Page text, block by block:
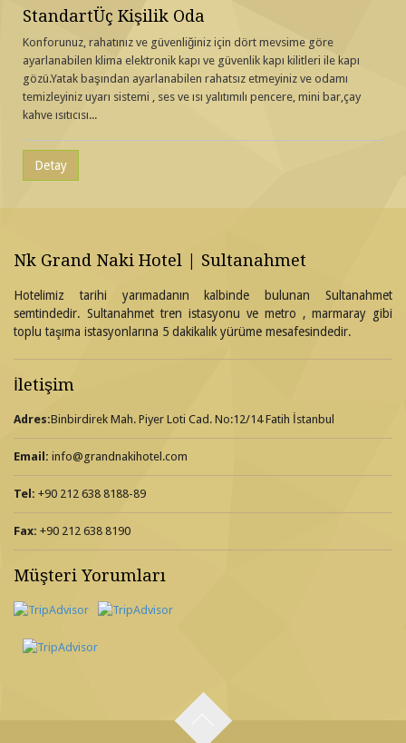
StandartÜç Kişilik Oda
Konforunuz, rahatınız ve güvenliğiniz için dört mevsime göre
ayarlanabilen klima elektronik kapı ve güvenlik kapı kilitleri ile kapı
gözü.Yatak başından ayarlanabilen rahatsız etmeyiniz ve odamı
temizleyiniz uyarı sistemi , ses ve ısı yalıtımılı pencere, mini bar,çay
kahve ısıtıcısı...
Detay
Nk Grand Naki Hotel | Sultanahmet
Hotelimiz tarihi yarımadanın kalbinde bulunan Sultanahmet
semtindedir. Sultanahmet tren istasyonu ve metro , marmaray gibi
toplu taşıma istasyonlarına 5 dakikalık yürüme mesafesindedir.
İletişim
Adres:Binbirdirek Mah. Piyer Loti Cad. No:12/14 Fatih İstanbul
Email: info@grandnakihotel.com
Tel: +90 212 638 8188-89
Fax: +90 212 638 8190
Müşteri Yorumları